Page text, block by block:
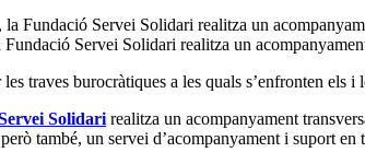
Servei Solidari realitza un
traves burocràtiques a les quals s’enfronten
Solidarirealitza un acompanyament
també, un servei d’acompanyament i suport en